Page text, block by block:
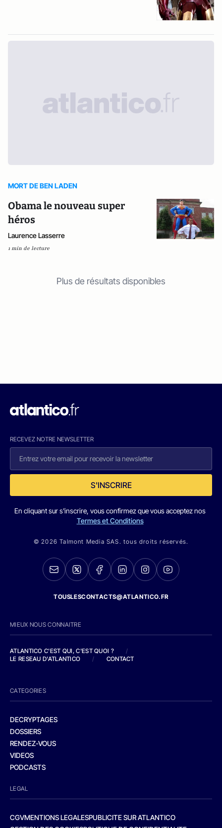
MORT DE BEN LADEN
Obama le nouveau super
héros
Laurence Lasserre
1 min de lecture
Plus de résultats disponibles
RECEVEZ NOTRE NEWSLETTER
S'INSCRIRE
En cliquant sur s'inscrire, vous confirmez que vous acceptez nos
Termes et Conditions
© 2026 Talmont Media SAS. tous droits réservés.
TOUSLESCONTACTS@ATLANTICO.FR
MIEUX NOUS CONNAITRE
ATLANTICO C'EST QUI, C'EST QUOI ?
/
LE RESEAU D'ATLANTICO
/ CONTACT
CATEGORIES
DECRYPTAGES
DOSSIERS
RENDEZ-VOUS
VIDEOS
PODCASTS
LEGAL
CGVMENTIONS LEGALESPUBLICITE SUR ATLANTICO